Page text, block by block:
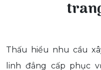
Thấu hiểu nhu cầu
linh đẳng cấp phục